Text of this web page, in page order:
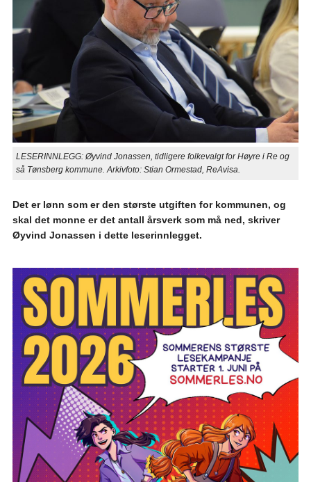
LESERINNLEGG: Øyvind Jonassen, tidligere folkevalgt for Høyre i Re og
så Tønsberg kommune. Arkivfoto: Stian Ormestad, ReAvisa.
Det er lønn som er den største utgiften for kommunen, og
skal det monne er det antall årsverk som må ned, skriver
Øyvind Jonassen i dette leserinnlegget.